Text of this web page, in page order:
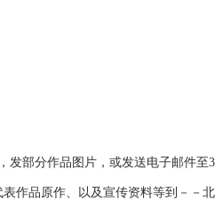
部分作品图片，或发送电子邮件至
作品原作、以及宣传资料等到－－